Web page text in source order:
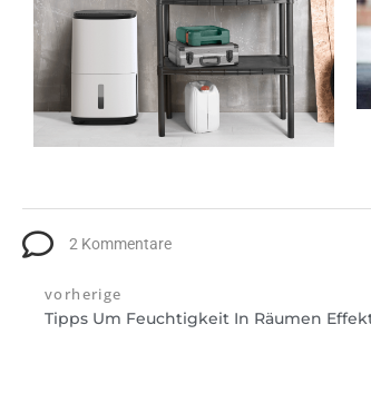
2 Kommentare
vorherige